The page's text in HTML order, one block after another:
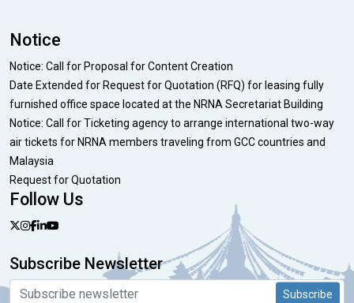
Notice
Notice: Call for Proposal for Content Creation
Date Extended for Request for Quotation (RFQ) for leasing fully
furnished office space located at the NRNA Secretariat Building
Notice: Call for Ticketing agency to arrange international two-way
air tickets for NRNA members traveling from GCC countries and
Malaysia
Request for Quotation
Follow Us
Subscribe Newsletter
Subscribe